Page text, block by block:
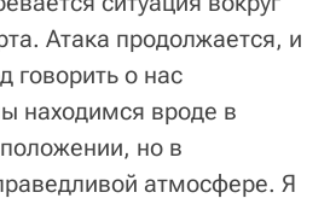
Атака продолжается, и
говорить о нас
находимся вроде в
но в
атмосфере. Я